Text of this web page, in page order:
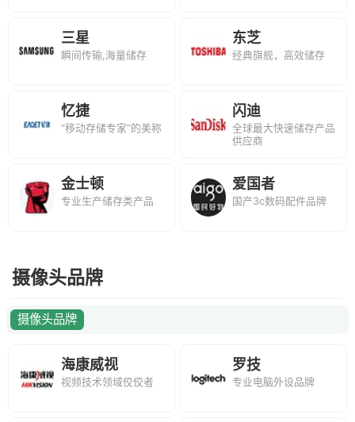
三星
瞬间传输,海量储存
东芝
经典旗舰，高效储存
忆捷
“移动存储专家”的美称
闪迪
全球最大快速储存产品
供应商
金士顿
专业生产储存类产品
爱国者
国产3c数码配件品牌
摄像头品牌
摄像头品牌
海康威视
视频技术领域佼佼者
罗技
专业电脑外设品牌